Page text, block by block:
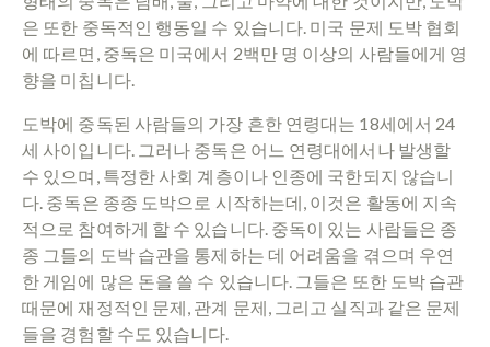
은 또한 중독적인 행동일 수 있습니다. 미국 문제 도박 협회
에 따르면, 중독은 미국에서 2백만 명 이상의 사람들에게 영
향을 미칩니다.
도박에 중독된 사람들의 가장 흔한 연령대는 18세에서 24
세 사이입니다. 그러나 중독은 어느 연령대에서나 발생할
수 있으며, 특정한 사회 계층이나 인종에 국한되지 않습니
다. 중독은 종종 도박으로 시작하는데, 이것은 활동에 지속
적으로 참여하게 할 수 있습니다. 중독이 있는 사람들은 종
종 그들의 도박 습관을 통제하는 데 어려움을 겪으며 우연
한 게임에 많은 돈을 쓸 수 있습니다. 그들은 또한 도박 습관
때문에 재정적인 문제, 관계 문제, 그리고 실직과 같은 문제
들을 경험할 수도 있습니다.